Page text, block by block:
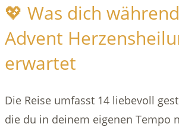
💖 Was dich
Advent
erwartet
Die Reise umfasst 14 liebevoll
die du in deinem eigenen Tempo